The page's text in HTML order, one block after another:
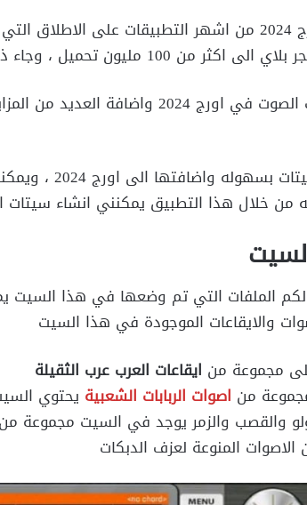
يعتبر تطبيق اورج 2024 من اشهر التطبيقات
وجاء ذلك بعد النجاح الكبير الذي حققه تطبيق اورج 2024 .
تم تحديث خامات الصوت في اورج
يمكننا تحميل
من خلال هذا التطبيق يمكنني انشاء سيتات
الملفات التي تم وضعها في هذا السيت
والايقاعات الموجودة في هذا السيت
مجموعة من ايقاعات العرب عرب الثقيلة
من اصوات الربابات الشعبية يحتوي
والقصب والزمر يوجد في السيت مجموعة من
المنوعة لعزف الدبكات